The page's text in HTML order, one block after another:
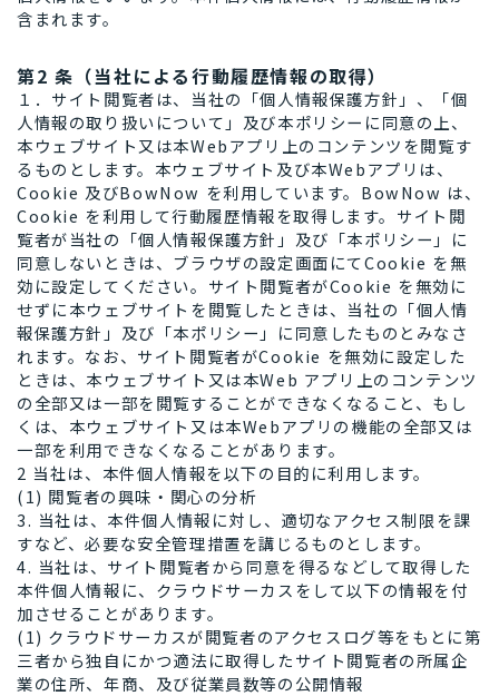
含まれます。
第2 条（当社による行動履歴情報の取得）
１．サイト閲覧者は、当社の「個人情報保護方針」、「個
人情報の取り扱いについて」及び本ポリシーに同意の上、
本ウェブサイト又は本Webアプリ上のコンテンツを閲覧す
るものとします。本ウェブサイト及び本Webアプリは、
Cookie 及びBowNow を利用しています。BowNow は、
Cookie を利用して行動履歴情報を取得します。サイト閲
覧者が当社の「個人情報保護方針」及び「本ポリシー」に
同意しないときは、ブラウザの設定画面にてCookie を無
効に設定してください。サイト閲覧者がCookie を無効に
せずに本ウェブサイトを閲覧したときは、当社の「個人情
報保護方針」及び「本ポリシー」に同意したものとみなさ
れます。なお、サイト閲覧者がCookie を無効に設定した
ときは、本ウェブサイト又は本Web アプリ上のコンテンツ
の全部又は一部を閲覧することができなくなること、もし
くは、本ウェブサイト又は本Webアプリの機能の全部又は
一部を利用できなくなることがあります。
2 当社は、本件個人情報を以下の目的に利用します。
(1) 閲覧者の興味・関心の分析
3. 当社は、本件個人情報に対し、適切なアクセス制限を課
すなど、必要な安全管理措置を講じるものとします。
4. 当社は、サイト閲覧者から同意を得るなどして取得した
本件個人情報に、クラウドサーカスをして以下の情報を付
加させることがあります。
(1) クラウドサーカスが閲覧者のアクセスログ等をもとに第
三者から独自にかつ適法に取得したサイト閲覧者の所属企
業の住所、年商、及び従業員数等の公開情報